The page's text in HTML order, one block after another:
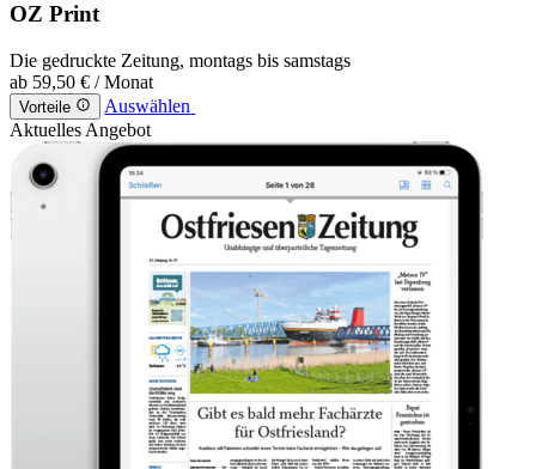
OZ Print
Die gedruckte Zeitung, montags bis samstags
ab 59,50 € / Monat
Vorteile
Auswählen
Aktuelles Angebot